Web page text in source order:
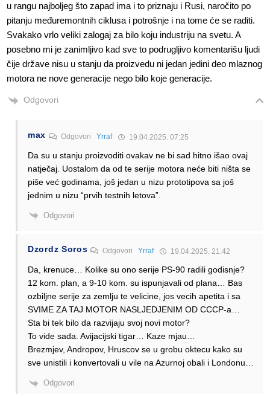
u rangu najboljeg što zapad ima i to priznaju i Rusi, naročito po
pitanju međuremontnih ciklusa i potrošnje i na tome će se raditi.
Svakako vrlo veliki zalogaj za bilo koju industriju na svetu. A
posebno mi je zanimljivo kad sve to podrugljivo komentarišu ljudi
čije države nisu u stanju da proizvedu ni jedan jedini deo mlaznog
motora ne nove generacije nego bilo koje generacije.
Odgovori
max OdgovoriYrraf 19.04.2025. 07:25
Da su u stanju proizvoditi ovakav ne bi sad hitno išao ovaj
natječaj. Uostalom da od te serije motora neće biti ništa se
piše već godinama, još jedan u nizu prototipova sa još
jednim u nizu “prvih testnih letova”.
Odgovori
Dzordz Soros OdgovoriYrraf 19.04.2025. 21:42
Da, krenuce… Kolike su ono serije PS-90 radili godisnje?
12 kom. plan, a 9-10 kom. su ispunjavali od plana… Bas
ozbiljne serije za zemlju te velicine, jos vecih apetita i sa
SVIME ZA TAJ MOTOR NASLJEDJENIM OD CCCP-a…
Sta bi tek bilo da razvijaju svoj novi motor?
To vide sada. Avijacijski tigar… Kaze mjau…
Brezmjev, Andropov, Hruscov se u grobu oktecu kako su
sve unistili i konvertovali u vile na Azurnoj obali i Londonu…
Odgovori